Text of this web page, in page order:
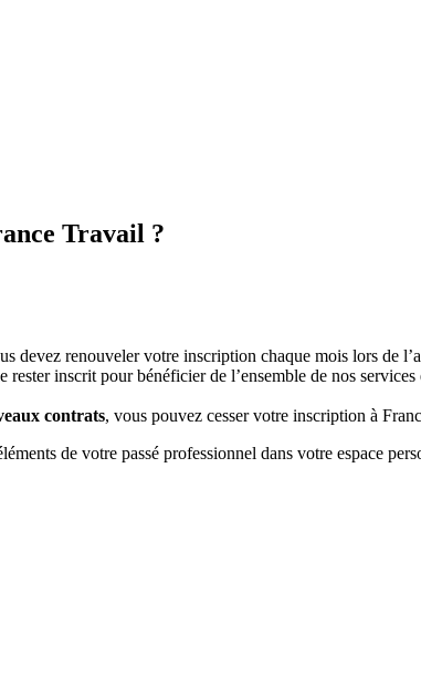
Travail ?
devez renouveler votre inscription chaque mois lors de
rester inscrit pour bénéficier de l’ensemble de nos
contrats, vous pouvez cesser votre inscription à
de votre passé professionnel dans votre espace